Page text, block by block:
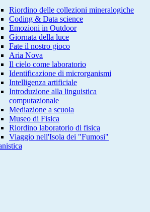
Riordino delle collezioni mineralogiche
Coding & Data science
Emozioni in Outdoor
Giornata della luce
Fate il nostro gioco
Aria Nova
Il cielo come laboratorio
Identificazione di microrganismi
Intelligenza artificiale
Introduzione alla linguistica
computazionale
Mediazione a scuola
Museo di Fisica
Riordino laboratorio di fisica
Viaggio nell'Isola dei "Fumosi"